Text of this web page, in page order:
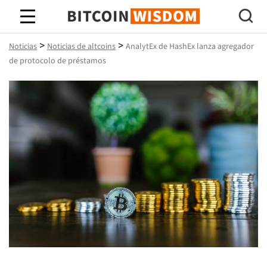
Sabiduría de Bitcoin
Noticias > Noticias de altcoins > AnalytEx de HashEx lanza agregador
de protocolo de préstamos